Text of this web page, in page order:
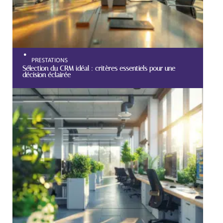
PRESTATIONS
Sélection du CRM idéal : critères essentiels pour une
décision éclairée